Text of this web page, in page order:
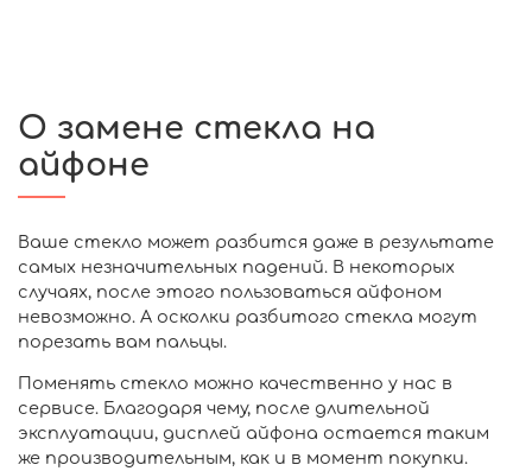
О замене стекла на
айфоне
Ваше стекло может разбится даже в результате
самых незначительных падений. В некоторых
случаях, после этого пользоваться айфоном
невозможно. А осколки разбитого стекла могут
порезать вам пальцы.
Поменять стекло можно качественно у нас в
сервисе. Благодаря чему, после длительной
эксплуатации, дисплей айфона остается таким
же производительным, как и в момент покупки.